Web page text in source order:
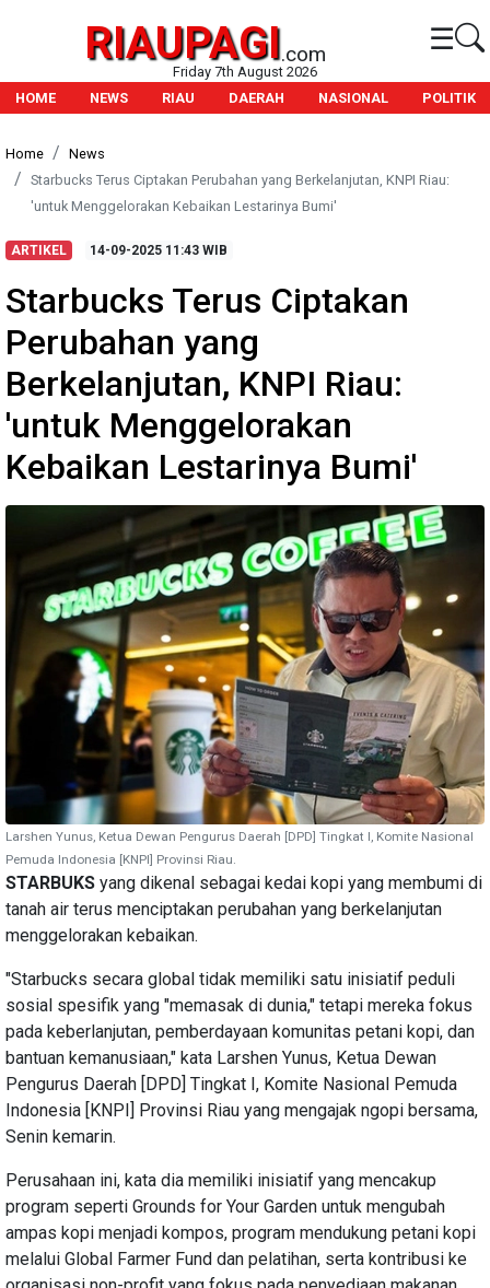
RIAUPAGI.com ☰
Friday 7th August 2026
HOME
NEWS RIAU DAERAH NASIONAL POLITIK
Home
News
Starbucks Terus Ciptakan Perubahan yang Berkelanjutan, KNPI Riau:
'untuk Menggelorakan Kebaikan Lestarinya Bumi'
ARTIKEL 14-09-2025 11:43 WIB
Starbucks Terus Ciptakan
Perubahan yang
Berkelanjutan, KNPI Riau:
'untuk Menggelorakan
Kebaikan Lestarinya Bumi'
Larshen Yunus, Ketua Dewan Pengurus Daerah [DPD] Tingkat I, Komite Nasional
Pemuda Indonesia [KNPI] Provinsi Riau.
STARBUKS yang dikenal sebagai kedai kopi yang membumi di
tanah air terus menciptakan perubahan yang berkelanjutan
menggelorakan kebaikan.
"Starbucks secara global tidak memiliki satu inisiatif peduli
sosial spesifik yang "memasak di dunia," tetapi mereka fokus
pada keberlanjutan, pemberdayaan komunitas petani kopi, dan
bantuan kemanusiaan," kata Larshen Yunus, Ketua Dewan
Pengurus Daerah [DPD] Tingkat I, Komite Nasional Pemuda
Indonesia [KNPI] Provinsi Riau yang mengajak ngopi bersama,
Senin kemarin.
Perusahaan ini, kata dia memiliki inisiatif yang mencakup
program seperti Grounds for Your Garden untuk mengubah
ampas kopi menjadi kompos, program mendukung petani kopi
melalui Global Farmer Fund dan pelatihan, serta kontribusi ke